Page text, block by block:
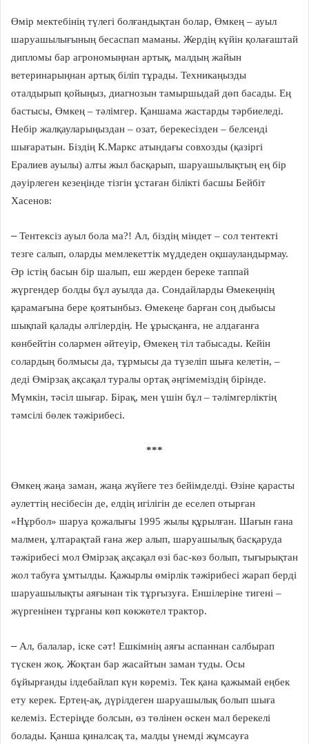
Өмір мектебінің түлегі болғандықтан болар, Өмкең – ауыл
шаруашылығының бесаспап маманы. Жердің күйін қолағаштай
дипломы бар агрономыңнан артық, малдың жайын
ветеринарыңнан артық біліп тұрады. Техникаңызды
оталдырып қойыңыз, диагнозын тамыршыдай дөп басады. Ең
бастысы, Өмкең – тәлімгер. Қаншама жастарды тәрбиеледі.
Небір жалқауларыңыздан – озат, берекесізден – белсенді
шығаратын. Біздің К.Маркс атындағы совхозды (қазіргі
Ералиев ауылы) алты жыл басқарып, шаруашылықтың ең бір
дәуірлеген кезеңінде тізгін ұстаған білікті басшы Бейбіт
Хасенов:
–Тентексіз ауыл бола ма?! Ал, біздің міндет – сол тентекті
тезге салып, оларды мемлекеттік мүддеден оқшауландырмау.
Әр істің басын бір шалып, еш жерден береке таппай
жүргендер болды бұл ауылда да. Сондайларды Өмекеңнің
қарамағына бере қоятынбыз. Өмекеңе барған соң дыбысы
шықпай қалады әлгілердің. Не ұрысқанға, не алдағанға
көнбейтін солармен әйтеуір, Өмекең тіл табысады. Кейін
солардың болмысы да, тұрмысы да түзеліп шыға келетін, –
деді Өмірзақ ақсақал туралы ортақ әңгімеміздің бірінде.
Мүмкін, тәсіл шығар. Бірақ, мен үшін бұл – тәлімгерліктің
тәмсілі бөлек тәжірибесі.
***
Өмкең жаңа заман, жаңа жүйеге тез бейімделді. Өзіне қарасты
әулеттің несібесін де, елдің игілігін де еселеп отырған
«Нұрбол» шаруа қожалығы 1995 жылы құрылған. Шағын ғана
малмен, ұлтарақтай ғана жер алып, шаруашылық басқаруда
тәжірибесі мол Өмірзақ ақсақал өзі бас-көз болып, тығырықтан
жол табуға ұмтылды. Қажырлы өмірлік тәжірибесі жарап берді
шаруашылықты аяғынан тік тұрғызуға. Еншілеріне тигені –
жүргенінен тұрғаны көп көкжөтел трактор.
– Ал, балалар, іске сәт! Ешкімнің аяғы аспаннан салбырап
түскен жоқ. Жоқтан бар жасайтын заман туды. Осы
бұйырғанды ілдебайлап күн көреміз. Тек қана қажымай еңбек
ету керек. Ертең-ақ, дүрілдеген шаруашылық болып шыға
келеміз. Естеріңде болсын, өз төлінен өскен мал берекелі
болады. Қанша қиналсақ та, малды үнемді жұмсауға